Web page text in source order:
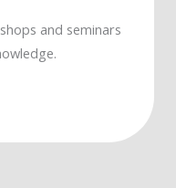
and seminars